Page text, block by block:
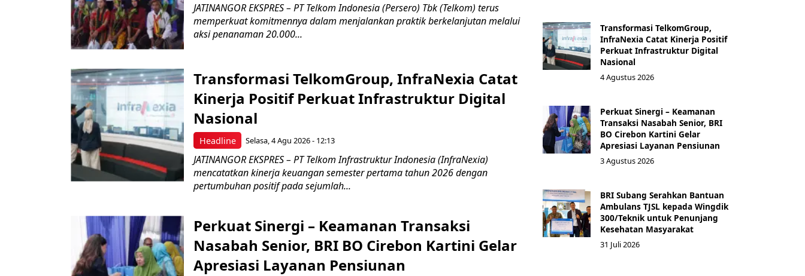
JATINANGOR EKSPRES – PT Telkom Indonesia (Persero) Tbk (Telkom) terus
memperkuat komitmennya dalam menjalankan praktik berkelanjutan melalui
aksi penanaman 20.000...
Headline
Transformasi TelkomGroup, InfraNexia Catat
Kinerja Positif Perkuat Infrastruktur Digital
Nasional
Selasa, 4 Agu 2026 - 12:13
JATINANGOR EKSPRES – PT Telkom Infrastruktur Indonesia (InfraNexia)
mencatatkan kinerja keuangan semester pertama tahun 2026 dengan
pertumbuhan positif pada sejumlah...
Perkuat Sinergi – Keamanan Transaksi
Nasabah Senior, BRI BO Cirebon Kartini Gelar
Apresiasi Layanan Pensiunan
Transformasi TelkomGroup,
InfraNexia Catat Kinerja Positif
Perkuat Infrastruktur Digital
Nasional
4 Agustus 2026
Perkuat Sinergi – Keamanan
Transaksi Nasabah Senior, BRI
BO Cirebon Kartini Gelar
Apresiasi Layanan Pensiunan
3 Agustus 2026
BRI Subang Serahkan Bantuan
Ambulans TJSL kepada Wingdik
300/Teknik untuk Penunjang
Kesehatan Masyarakat ​
31 Juli 2026